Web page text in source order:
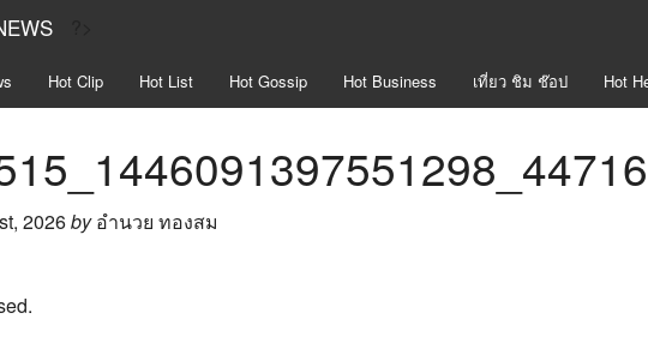
Hot Clip Hot List Hot Gossip Hot Business เที่ยว ชิม ช๊อป Hot
2026byอำนวย ทองสม